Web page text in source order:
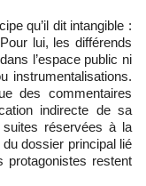
qu’il dit intangible :
lui, les différends
l’espace public ni
instrumentalisations.
des commentaires
indirecte de sa
réservées à la
dossier principal lié
protagonistes restent